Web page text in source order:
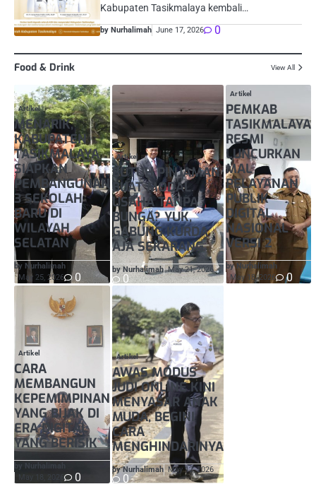
Kabupaten Tasikmalaya kembali…
by Nurhalimah June 17, 2026 0
Food & Drink View All
Artikel
MENARIK,
KABUPATEN
TASIKMALAYA
SIAPKAN
PEMBANGUNAN
3 SEKOLAH
BARU DI
WILAYAH
SELATAN
by Nurhalimah
May 25, 2026
0
Artikel
BUTUH PINJAMAN
BUAT MODAL
USAHA TANPA
BUNGA? YUK,
GABUNG KURDA
AJA SEKARANG
by Nurhalimah May 21, 2026
0
Artikel
PEMKAB
TASIKMALAYA
RESMI
LUNCURKAN
MAL
PELAYANAN
PUBLIK
DIGITAL
NASIONAL
VERSI 2
by Nurhalimah
May 18, 2026
0
Artikel
CARA
MEMBANGUN
KEPEMIMPINAN
YANG BIJAK DI
ERA DIGITAL
YANG BERISIK
by Nurhalimah
May 18, 2026
0
Artikel
AWAS MODUS
JUDI ONLINE KINI
MENYASAR ANAK
MUDA, BEGINI
CARA
MENGHINDARINYA
by Nurhalimah May 12, 2026
0